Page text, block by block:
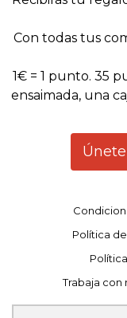
Con todas tus
1€ = 1 punto. 35
ensaimada, una
Política
Trabaja con